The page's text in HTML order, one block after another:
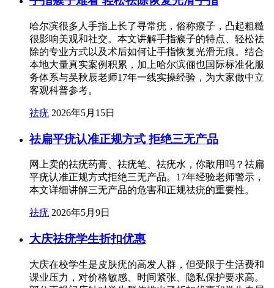
哈尔滨很多人手指上长了寻常疣，俗称瘊子，凸起粗糙
很影响美观和社交。本文讲解手指瘊子的特点、轻松祛
除的专业方式以及术后如何让手指恢复光滑无痕。结合
本地大量真实案例积累，加上哈尔滨俪也国际标准化服
务体系与吴秋辰老师17年一线实操经验，为大家做中立
客观科普参考。
祛疣 2026年5月15日
祛扁平疣认准正规方式 拒绝三无产品
网上卖的祛疣药膏、祛疣笔、祛疣水，你敢用吗？祛扁
平疣认准正规方式拒绝三无产品。17年经验老师警示，
本文详细讲解三无产品的危害和正规祛疣的重要性。
祛疣 2026年5月9日
大庆祛疣学生折扣优惠
大庆在校学生是皮肤疣的高发人群，但受限于生活费和
课业压力，对价格敏感、时间紧张、隐私保护要求高。